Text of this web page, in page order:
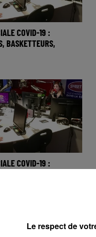
COVID-19 :
BASKETTEURS,
COVID-19 :
Le respect de